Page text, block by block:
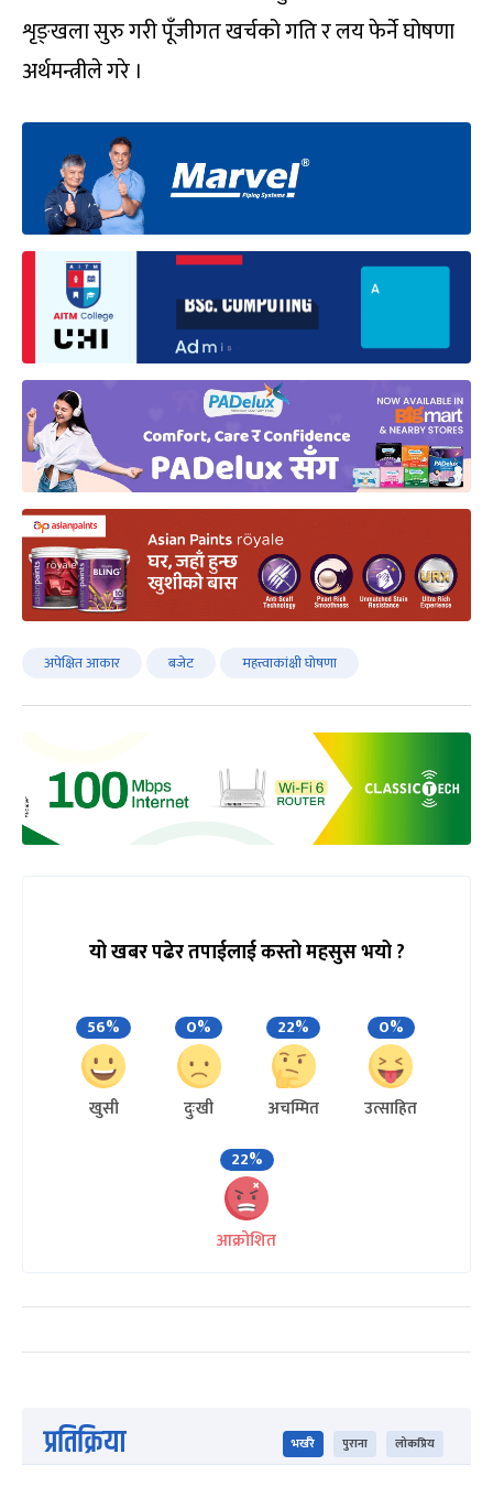
शृङ्खला सुरु गरी पूँजीगत खर्चको गति र लय फेर्ने घोषणा
अर्थमन्त्रीले गरे ।
अपेक्षित आकार बजेट महत्त्वाकांक्षी घोषणा
यो खबर पढेर तपाईलाई कस्तो महसुस भयो ?
56%
खुसी
0%
दुःखी
22%
अचम्मित
0%
उत्साहित
22%
आक्रोशित
प्रतिक्रिया भर्खरै पुराना लोकप्रिय